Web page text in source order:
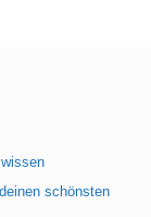
schönsten